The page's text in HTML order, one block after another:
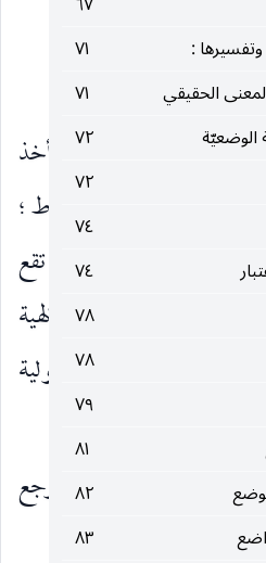
:
٧١
٧١
الوضعيّة
٧٢
٧٢
٧٤
٧٤
٧٨
٧٨
٧٩
٨١
٨٢
٨٣
ـ دام ظله ـ انه أخذ
أخرى في قياس الاستنباط ؛
العلم بالقواعد التي تقع
الشرعية الكلية الإلهية
كبرى أو صغرى أصولية
الإجابة عليها ، وهي ترجع